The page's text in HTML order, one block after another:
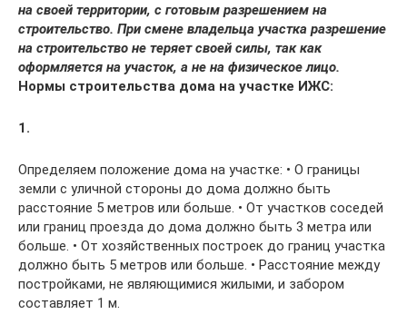
на своей территории, с готовым разрешением на
строительство. При смене владельца участка разрешение
на строительство не теряет своей силы, так как
оформляется на участок, а не на физическое лицо.
Нормы строительства дома на участке ИЖС:
1.
Определяем положение дома на участке: • О границы
земли с уличной стороны до дома должно быть
расстояние 5 метров или больше. • От участков соседей
или границ проезда до дома должно быть 3 метра или
больше. • От хозяйственных построек до границ участка
должно быть 5 метров или больше. • Расстояние между
постройками, не являющимися жилыми, и забором
составляет 1 м.